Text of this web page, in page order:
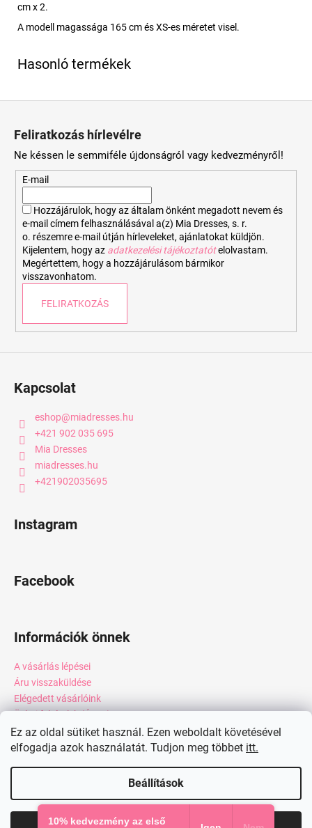
Ez az oldal sütiket használ. Ezen weboldalt követésével
elfogadja azok használatát. Tudjon meg többet itt.
Beállítások
cm x 2.
A modell magassága 165 cm és XS-es méretet visel.
Feliratkozás hírlevélre
Ne késsen le semmiféle újdonságról vagy kedvezményről!
E-mail
Hozzájárulok, hogy az általam önként megadott nevem és
e-mail címem felhasználásával a(z) Mia Dresses, s. r.
o. részemre e-mail útján hírleveleket, ajánlatokat küldjön.
Kijelentem, hogy az adatkezelési tájékoztatót elolvastam.
Megértettem, hogy a hozzájárulásom bármikor
visszavonhatom.
FELIRATKOZÁS
Kapcsolat
eshop@miadresses.hu
+421 902 035 695
Mia Dresses
miadresses.hu
+421902035695
Instagram
Facebook
Információk önnek
A vásárlás lépései
Áru visszaküldése
Elégedett vásárlóink
Üzleti feltételek (ÁSZF)
Adatkezelési tájékoztató
Webáruház értékelése
Shoptet készítette
10% kedvezmény az első